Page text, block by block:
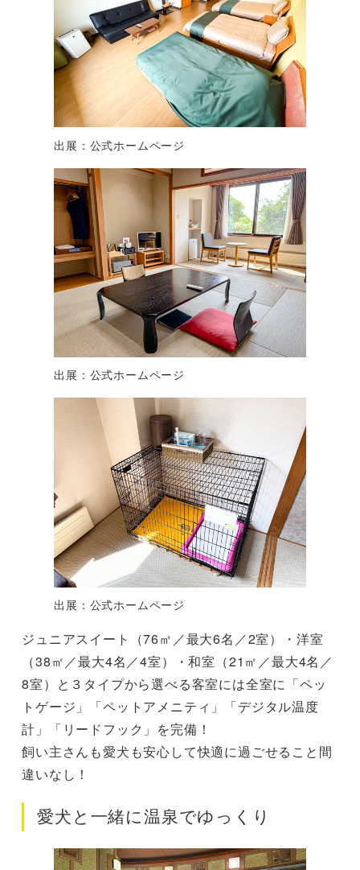
出展：公式ホームページ
出展：公式ホームページ
出展：公式ホームページ
ジュニアスイート（76㎡／最大6名／2室）・洋室
（38㎡／最大4名／4室）・和室（21㎡／最大4名／
8室）と３タイプから選べる客室には全室に「ペッ
トゲージ」「ペットアメニティ」「デジタル温度
計」「リードフック」を完備！
飼い主さんも愛犬も安心して快適に過ごせること間
違いなし！
愛犬と一緒に温泉でゆっくり